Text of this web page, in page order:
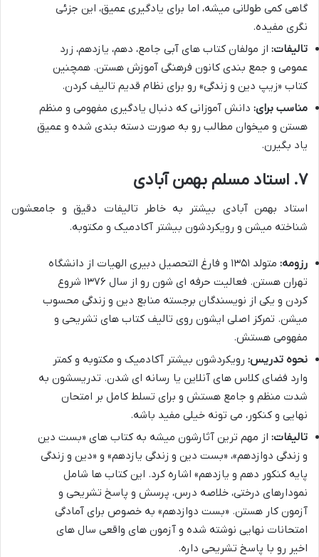
گاهی کمی طولانی میشه، اما برای یادگیری عمیق، این جزئی
نگری مفیده.
تالیفات: از مولفان کتاب های آبی جامع، دهم، یازدهم، زرد
عمومی و جمع بندی کانون فرهنگی آموزش هستن. همچنین
کتاب «زیپ دین و زندگی» رو برای نظام قدیم تالیف کردن.
مناسب برای: دانش آموزانی که دنبال یادگیری مفهومی و منظم
هستن و میخوان مطالب رو به صورت دسته بندی شده و عمیق
یاد بگیرن.
۷. استاد مسلم بهمن آبادی
استاد بهمن آبادی بیشتر به خاطر تالیفات دقیق و جامعشون
شناخته میشن و رویکردشون بیشتر آکادمیک و مکتوبه.
رزومه:
متولد ۱۳۵۱ و فارغ التحصیل دبیری الهیات از دانشگاه
تهران هستن. فعالیت حرفه ای شون رو از سال ۱۳۷۶ شروع
کردن و یکی از نویسندگان برجسته منابع دین و زندگی محسوب
میشن. تمرکز اصلی ایشون روی تالیف کتاب های تشریحی و
مفهومی هستش.
نحوه تدریس: رویکردشون بیشتر آکادمیک و مکتوبه و کمتر
وارد فضای کلاس های آنلاین یا رسانه ای شدن. تدریسشون به
شدت منظم و جامع هستش و برای تسلط کامل بر امتحان
نهایی و کنکور، می تونه خیلی مفید باشه.
تالیفات: از مهم ترین آثارشون میشه به کتاب های «بست دین
و زندگی دوازدهم»، «بست دین و زندگی یازدهم» و «دین و زندگی
پایه کنکور دهم و یازدهم» اشاره کرد. این کتاب ها شامل
نمودارهای درختی، خلاصه درس، پرسش و پاسخ تشریحی و
آزمون کار هستن. «بست دوازدهم» به خصوص برای آمادگی
امتحانات نهایی نوشته شده و آزمون های واقعی سال های
اخیر رو با پاسخ تشریحی داره.